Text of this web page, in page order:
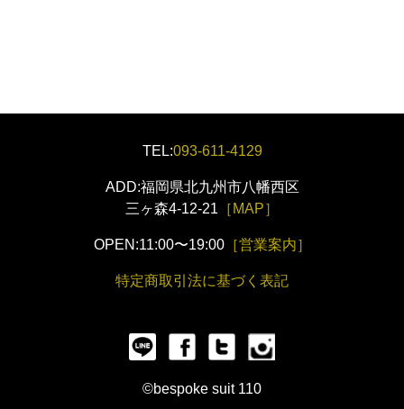
TEL:093-611-4129
ADD:福岡県北九州市八幡西区
三ヶ森4-12-21 ［MAP］
OPEN:11:00〜19:00［営業案内］
特定商取引法に基づく表記
©bespoke suit 110